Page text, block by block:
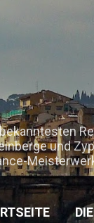
bekanntesten
und